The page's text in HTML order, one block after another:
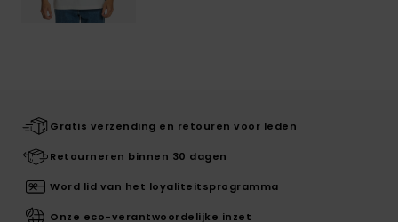
Gratis verzending en retouren voor leden
Retourneren binnen 30 dagen
Word lid van het loyaliteitsprogramma
Onze eco-verantwoordelijke inzet